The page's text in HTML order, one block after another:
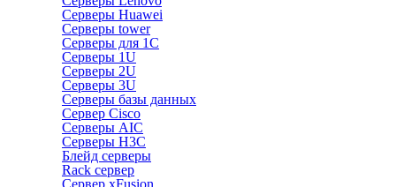
Серверы Huawei
Серверы tower
Серверы для 1C
Серверы 1U
Серверы 2U
Серверы 3U
Серверы базы данных
Сервер Cisco
Серверы AIC
Серверы H3C
Блейд серверы
Rack сервер
Сервер xFusion